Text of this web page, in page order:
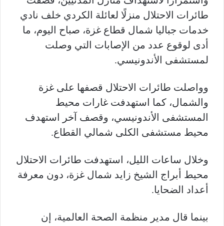
طائرات الاحتلال منزلًا لعائلة الكردي خلف نادي
خدمات جباليا شمال قطاع غزة، صباح اليوم، ما
أدى لوقوع عدد من الإصابات التي وصلت
لمستشفى الأندونيسي.
وواصلت طائرات الاحتلال قصفها على غزة
والشمال، كما استهدفت غارات محيط
المستشفى الأندونيسي، وقصف آخر استهدف
محيط مستشفى الكلى شمالي القطاع.
وخلال ساعات الليل، استهدفت طائرات الاحتلال
محيط أبراج الشيخ زايد شمال غزة، دون معرفة
أعداد الضحايا.
بينما قال مدير منظمة الصحة العالمية، إن